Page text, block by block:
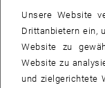
zwei Jahre in einem
Die 11. SSC-
reizvollen Nordfjord
insgesamt 140
China und Brasilien,
Unsere Website
Drittanbietern ein,
Website zu
Website zu
und zielgerichtete